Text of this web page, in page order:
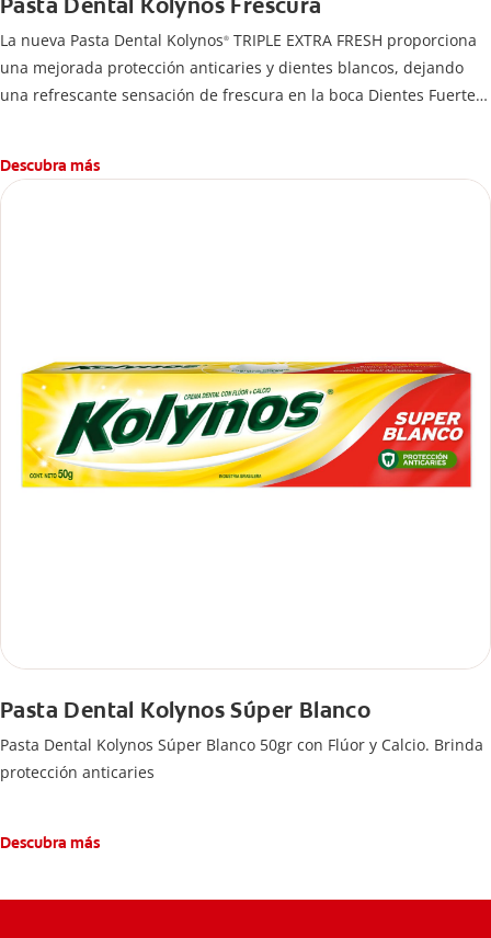
La nueva Pasta Dental Kolynos® TRIPLE EXTRA FRESH proporciona
una mejorada protección anticaries y dientes blancos, dejando
una refrescante sensación de frescura en la boca Dientes Fuertes
Descubra más
Pasta Dental Kolynos Súper Blanco
Pasta Dental Kolynos Súper Blanco 50gr con Flúor y Calcio. Brinda
protección anticaries
Descubra más